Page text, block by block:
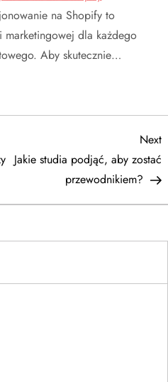
na Shopify to
marketingowej dla każdego
Aby skutecznie…
Next
Jakie studia podjąć, aby zostać
przewodnikiem?